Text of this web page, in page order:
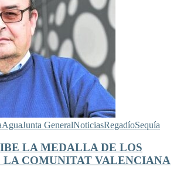
AguaJunta GeneralNoticiasRegadíoSequía
LA MEDALLA DE LOS
LA COMUNITAT VALENCIANA